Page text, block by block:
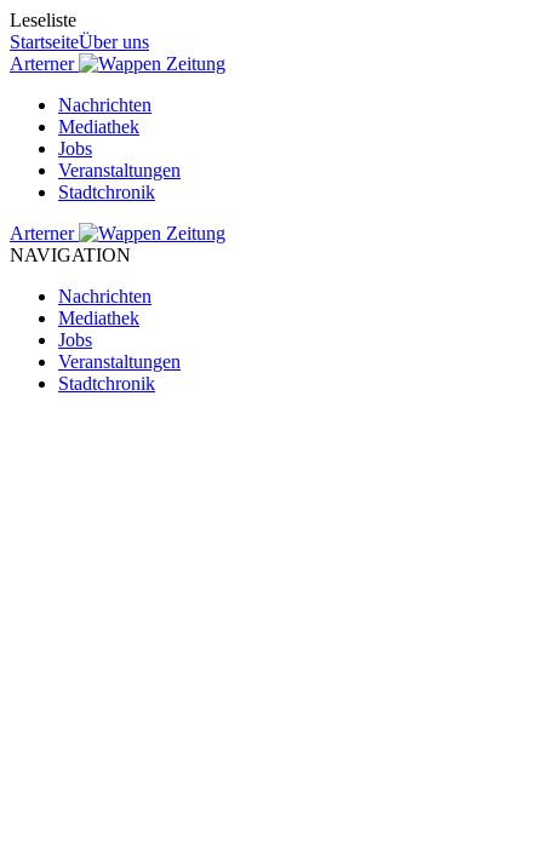
Leseliste
StartseiteÜber uns
Arterner
Zeitung
Nachrichten
Mediathek
Jobs
Veranstaltungen
Stadtchronik
Arterner
Zeitung
NAVIGATION
Nachrichten
Mediathek
Jobs
Veranstaltungen
Stadtchronik